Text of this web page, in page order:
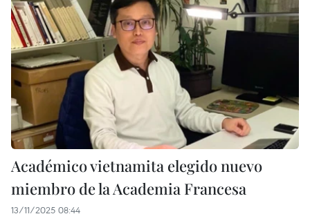
Académico vietnamita elegido nuevo
miembro de la Academia Francesa
13/11/2025 08:44